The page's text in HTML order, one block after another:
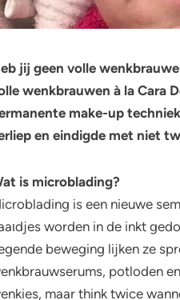
jij geen volle
wenkbrauwen à la Cara
make-up
en eindigde met niet
is microblading?
is een nieuwe
worden in de inkt
beweging lijken ze
potloden
maar think twice